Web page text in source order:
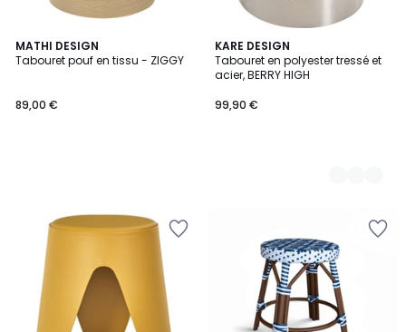
MATHI DESIGN
Tabouret pouf en tissu - ZIGGY
89,00 €
KARE DESIGN
Tabouret en polyester tressé et
acier, BERRY HIGH
99,90 €
3
Couleurs